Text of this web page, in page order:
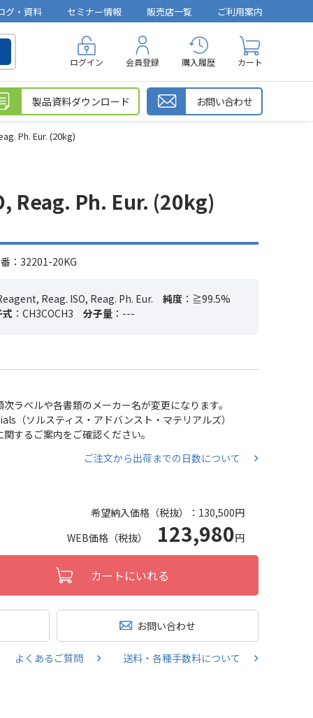
グ・資料 セミナー情報 販売店一覧 ご利用案内
ログイン 会員登録 購入履歴 カート
製品資料ダウンロード お問い合わせ
Ph. Eur. (20kg)
Reag. Ph. Eur. (20kg)
：32201-20KG
Reag. ISO, Reag. Ph. Eur. 純度 ：≧99.5%
式 ：CH3COCH3 分子量 ：---
ラベルや各書類のメーカー名が変更になります。
（ソルスティス・アドバンスト・マテリアルズ）
するご案内をご確認ください。
ご注文から出荷までの日数について
希望納入価格（税抜）： 130,500円
WEB価格（税抜） 123,980円
カートにいれる
お問い合わせ
よくあるご質問 送料・各種手数料について